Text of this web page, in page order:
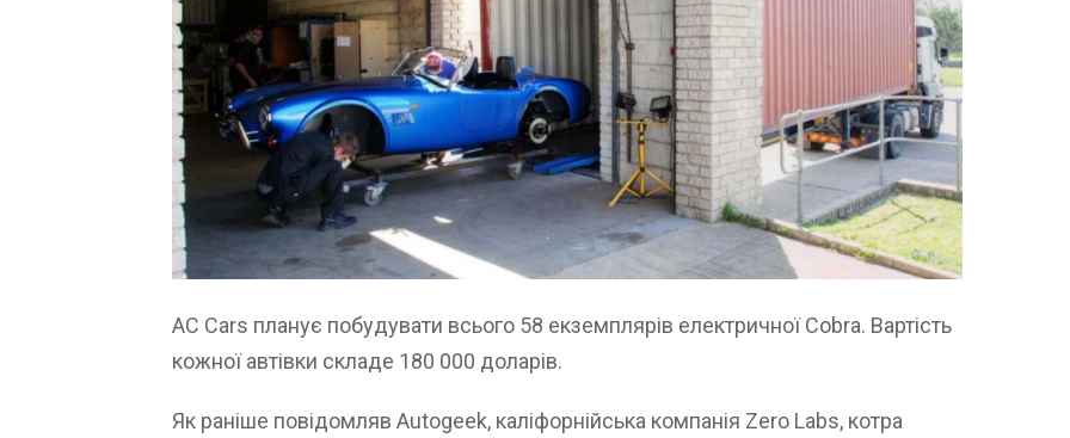
AC Cars планує побудувати всього 58 екземплярів електричної Cobra. Вартість
кожної автівки складе 180 000 доларів.
Як раніше повідомляв Autogeek, каліфорнійська компанія Zero Labs, котра